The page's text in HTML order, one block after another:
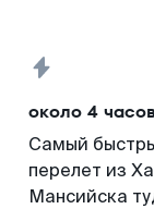
около 4
Самый
перелет из
Мансийска